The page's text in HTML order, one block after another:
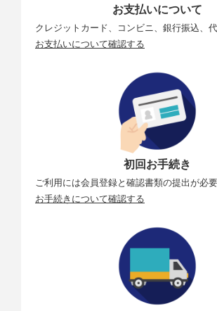
お支払いについて
クレジットカード、コンビニ、銀行振込、
お支払いについて確認する
初回お手続き
ご利用には会員登録と確認書類の提出が必要
お手続きについて確認する